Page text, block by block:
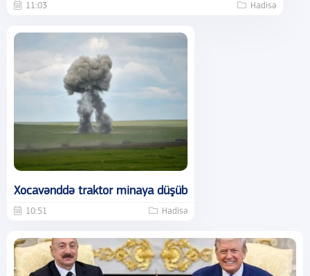
11:03 Hadisə
Xocavənddə traktor minaya düşüb
10:51 Hadisə